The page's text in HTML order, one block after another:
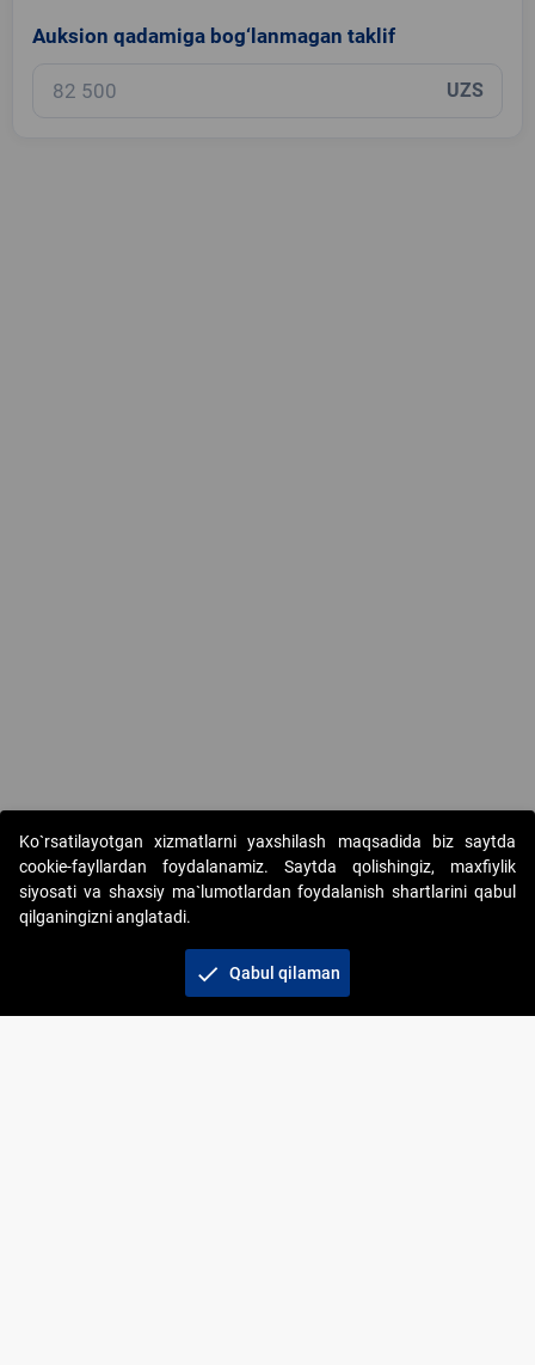
Auksion qadamiga bog‘lanmagan taklif
UZS
Copyright © 2017-2026. "Elektron onlayn-auksionlarni
tashkil etish" AJ. Barcha huquqlar himoyalangan
Ko`rsatilayotgan xizmatlarni yaxshilash maqsadida biz saytda
cookie-fayllardan foydalanamiz. Saytda qolishingiz, maxfiylik
siyosati va shaxsiy ma`lumotlardan foydalanish shartlarini qabul
qilganingizni anglatadi.
check Qabul qilaman